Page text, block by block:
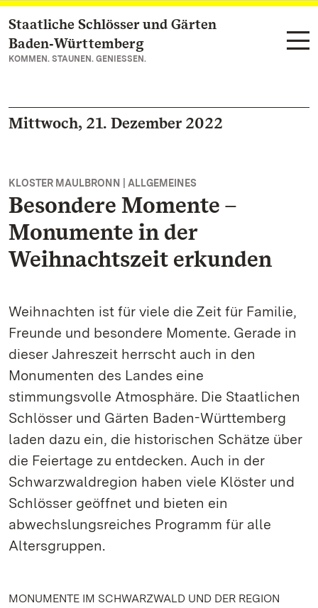
Zum Hauptinhalt springen
Staatliche Schlösser und Gärten
Baden‑Württemberg
KOMMEN. STAUNEN. GENIESSEN.
Mittwoch, 21. Dezember 2022
KLOSTER MAULBRONN | ALLGEMEINES
Besondere Momente –
Monumente in der
Weihnachtszeit erkunden
Weihnachten ist für viele die Zeit für Familie,
Freunde und besondere Momente. Gerade in
dieser Jahreszeit herrscht auch in den
Monumenten des Landes eine
stimmungsvolle Atmosphäre. Die Staatlichen
Schlösser und Gärten Baden-Württemberg
laden dazu ein, die historischen Schätze über
die Feiertage zu entdecken. Auch in der
Schwarzwaldregion haben viele Klöster und
Schlösser geöffnet und bieten ein
abwechslungsreiches Programm für alle
Altersgruppen.
MONUMENTE IM SCHWARZWALD UND DER REGION